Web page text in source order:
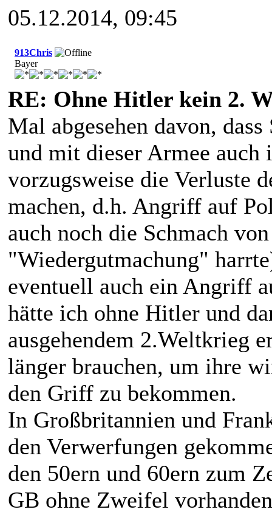
05.12.2014, 09:45
913Chris
Bayer
RE: Ohne Hitler kein 2.
Mal abgesehen davon,
und mit dieser Armee auch
vorzugsweise die Verluste
machen, d.h. Angriff auf
auch noch die Schmach
"Wiedergutmachung"
eventuell auch ein Angriff
hätte ich ohne Hitler und
ausgehendem 2.Weltkrieg
länger brauchen, um ihre
den Griff zu bekommen.
In Großbritannien und
den Verwerfungen
den 50ern und 60ern zum
GB ohne Zweifel